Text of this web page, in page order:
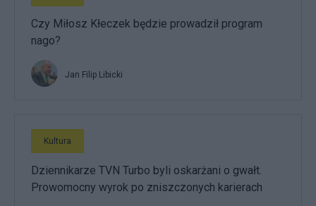
Czy Miłosz Kłeczek będzie prowadził program
nago?
Jan Filip Libicki
Kultura
Dziennikarze TVN Turbo byli oskarżani o gwałt.
Prowomocny wyrok po zniszczonych karierach